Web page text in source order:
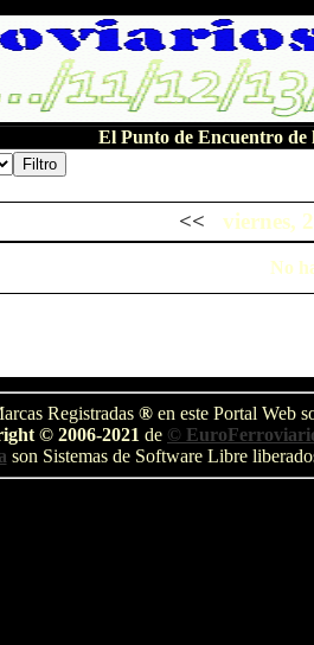
El Punto de Encuentro
<< viernes,
No
Registradas ®en este Portal Web
© 2006-2021 de ©
son Sistemas de Software Libre